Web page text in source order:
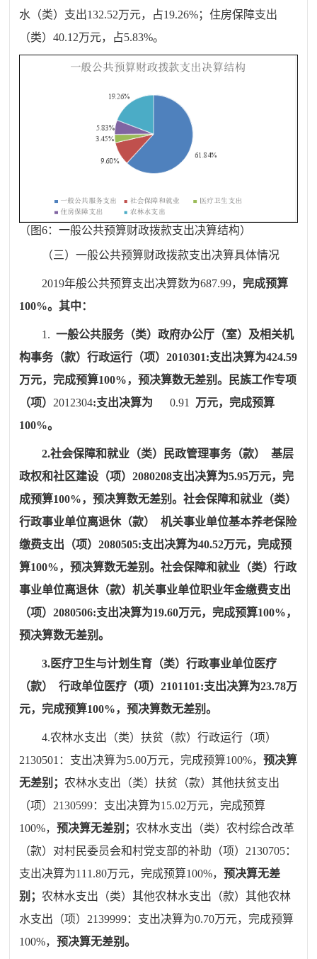
水（类） 支出132.52万元，占19.26%；住房保障支出
（类）40.12万元，占5.83%。
（图6：一般公共预算财政拨款支出决算结构）
（三）一般公共预算财政拨款支出决算具体情况
2019年般公共预算支出决算数为687.99， 完成预算
100%。其中：
1. 一般公共服务（类）政府办公厅（室）及相关机
构事务（款）行政运行（项）2010301:支出决算为424.59
万元，完成预算100%，预决算数无差别。
民族工作专项
（项） 2012304:支出决算为 0.91
万元，完成预算
100%。
2.社会保障和就业（类）民政管理事务（款）
基层
政权和社区建设（项）2080208支出决算为5.95万元，完
成预算100%，预决算数无差别。社会保障和就业（类）
行政事业单位离退休（款）
机关事业单位基本养老保险
缴费支出（项）2080505:支出决算为40.52万元，完成预
算100%，预决算数无差别。社会保障和就业（类）行政
事业单位离退休（款）机关事业单位职业年金缴费支出
（项）2080506:支出决算为19.60万元，完成预算100%，
预决算数无差别。
3.医疗卫生与计划生育（类）行政事业单位医疗
（款）
行政单位医疗（项）2101101:支出决算为23.78万
元，完成预算100%，预决算数无差别。
4.农林水支出（类）扶贫（款）行政运行（项）
2130501 ： 支出决算为5.00万元，完成预算100%，预决算
无差别；农林水支出（类）扶贫（款）其他扶贫支出
（项） 2130599： 支出决算为15.02万元，完成预算
100%，预决算无差别；农林水支出（类）农村综合改革
（款） 对村民委员会和村党支部的补助（项） 2130705：
支出决算为111.80万元，完成预算100%，预决算无差
别；农林水支出（类）其他农林水支出（款）其他农林
水支出（项） 2139999： 支出决算为0.70万元，完成预算
100%，预决算无差别。